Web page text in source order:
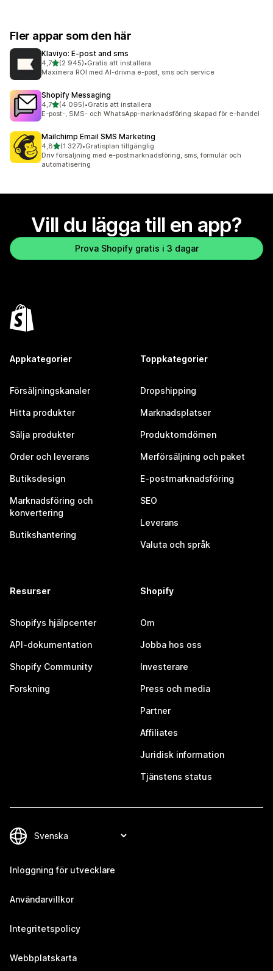
Fler appar som den här
Klaviyo: E‑post and sms
4,7av 5 stjärnor
(2 945)
2945 recensioner totalt
•Gratis att installera
Maximera ROI med AI-drivna e-post, sms och service
Shopify Messaging
4,7av 5 stjärnor
(4 095)
4095 recensioner totalt
•Gratis att installera
E-post-, SMS- och WhatsApp-marknadsföring skapad för e-handel
Mailchimp Email SMS Marketing
4,8av 5 stjärnor
(1 327)
1327 recensioner totalt
•Gratisplan tillgänglig
Driv försäljning med e-postmarknadsföring, sms, formulär och
automatisering
Vill du lägga till en app?
Prova Shopify gratis i 3 dagar
Appkategorier
Försäljningskanaler
Hitta produkter
Sälja produkter
Order och leverans
Butiksdesign
Marknadsföring och
konvertering
Butikshantering
Toppkategorier
Dropshipping
Marknadsplatser
Produktomdömen
Merförsäljning och paket
E-postmarknadsföring
SEO
Leverans
Valuta och språk
Resurser
Shopifys hjälpcenter
API-dokumentation
Shopify Community
Forskning
Shopify
Om
Jobba hos oss
Investerare
Press och media
Partner
Affiliates
Juridisk information
Tjänstens status
Inloggning för utvecklare
Användarvillkor
Integritetspolicy
Webbplatskarta